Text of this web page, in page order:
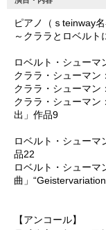
ピアノ（ｓteinway
～クララとロベルト
ロベルト・シューマ
クララ・シューマン
クララ・シューマン
クララ・シューマン
出」作品9
ロベルト・シューマ
品22
ロベルト・シューマ
曲」
【アンコール】